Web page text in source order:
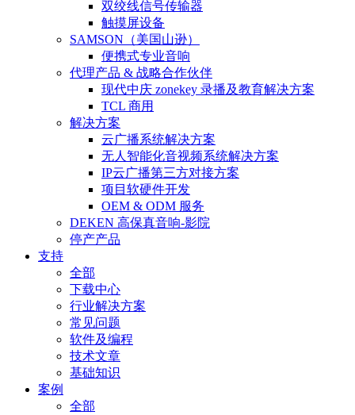
双绞线信号传输器
触摸屏设备
SAMSON（美国山逊）
便携式专业音响
代理产品 & 战略合作伙伴
现代中庆 zonekey 录播及教育解决方案
TCL 商用
解决方案
云广播系统解决方案
无人智能化音视频系统解决方案
IP云广播第三方对接方案
项目软硬件开发
OEM & ODM 服务
DEKEN 高保真音响-影院
停产产品
支持
全部
下载中心
行业解决方案
常见问题
软件及编程
技术文章
基础知识
案例
全部